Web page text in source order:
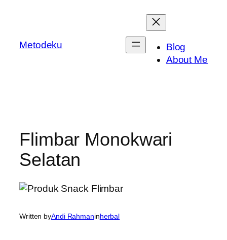
Metodeku
Blog
About Me
Flimbar Monokwari
Selatan
Written byAndi Rahmaninherbal